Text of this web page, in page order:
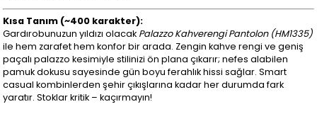
Kısa Tanım (~400 karakter):
Gardırobunuzun yıldızı olacak Palazzo Kahverengi Pantolon (HM1335)
ile hem zarafet hem konfor bir arada. Zengin kahve rengi ve geniş
paçalı palazzo kesimiyle stilinizi ön plana çıkarır; nefes alabilen
pamuk dokusu sayesinde gün boyu ferahlık hissi sağlar. Smart
casual kombinlerden şehir çıkışlarına kadar her durumda fark
yaratır. Stoklar kritik – kaçırmayın!